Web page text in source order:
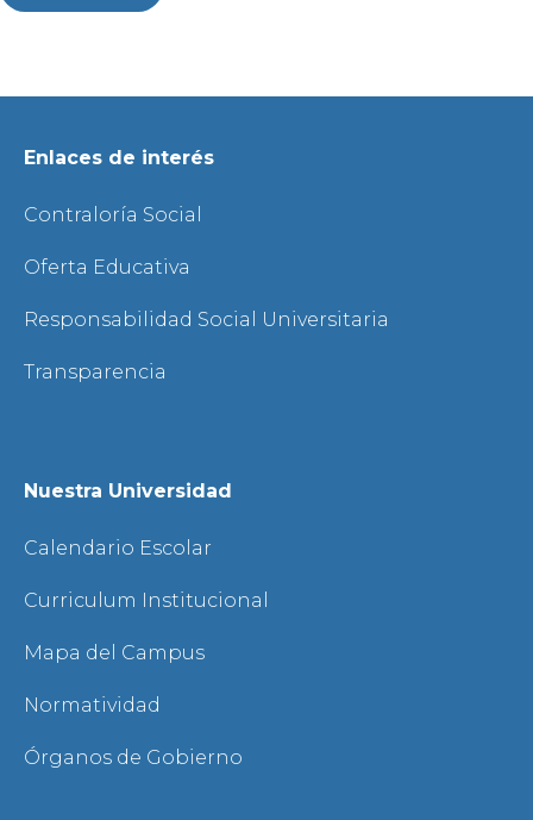
Enlaces de interés
Contraloría Social
Oferta Educativa
Responsabilidad Social Universitaria
Transparencia
Nuestra Universidad
Calendario Escolar
Curriculum Institucional
Mapa del Campus
Normatividad
Órganos de Gobierno